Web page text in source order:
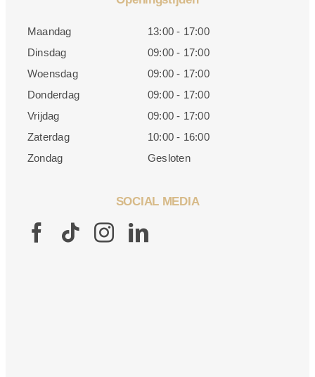
Maandag
13:00 - 17:00
Dinsdag
09:00 - 17:00
Woensdag
09:00 - 17:00
Donderdag
09:00 - 17:00
Vrijdag
09:00 - 17:00
Zaterdag
10:00 - 16:00
Zondag
Gesloten
SOCIAL MEDIA